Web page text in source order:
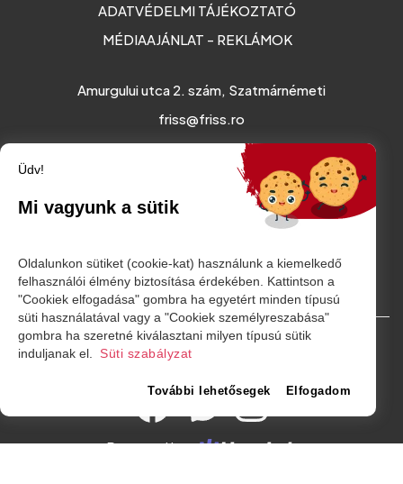
ADATVÉDELMI TÁJÉKOZTATÓ
MÉDIAAJÁNLAT - REKLÁMOK
Amurgului utca 2. szám, Szatmárnémeti
friss@friss.ro
© Minden jog fenntartva. 2026
Powered by
Üdv!
Mi vagyunk a sütik
Oldalunkon sütiket (cookie-kat) használunk a kiemelkedő
felhasználói élmény biztosítása érdekében. Kattintson a
"Cookiek elfogadása" gombra ha egyetért minden típusú
süti használatával vagy a "Cookiek személyreszabása"
gombra ha szeretné kiválasztani milyen típusú sütik
induljanak el.
Süti szabályzat
További lehetősegek Elfogadom